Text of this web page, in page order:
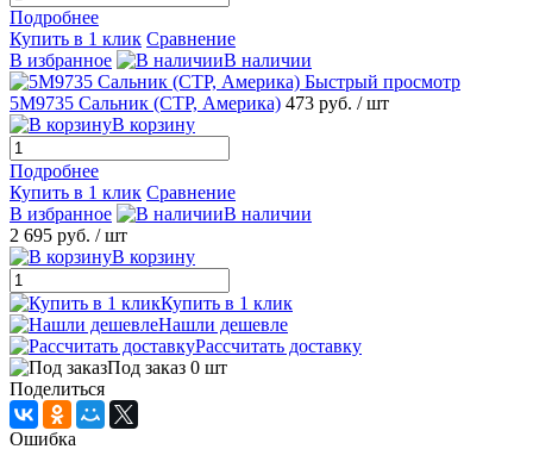
Подробнее
Купить в 1 клик Сравнение
В избранное
В наличии
Быстрый просмотр
5M9735 Сальник (CTP, Америка) 473 руб. / шт
В корзину
Подробнее
Купить в 1 клик Сравнение
В избранное
В наличии
2 695 руб. / шт
В корзину
Купить в 1 клик
Нашли дешевле
Рассчитать доставку
Под заказ 0 шт
Поделиться
Ошибка